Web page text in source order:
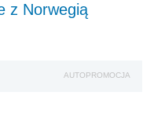
z Norwegią
AUTOPROMOCJA